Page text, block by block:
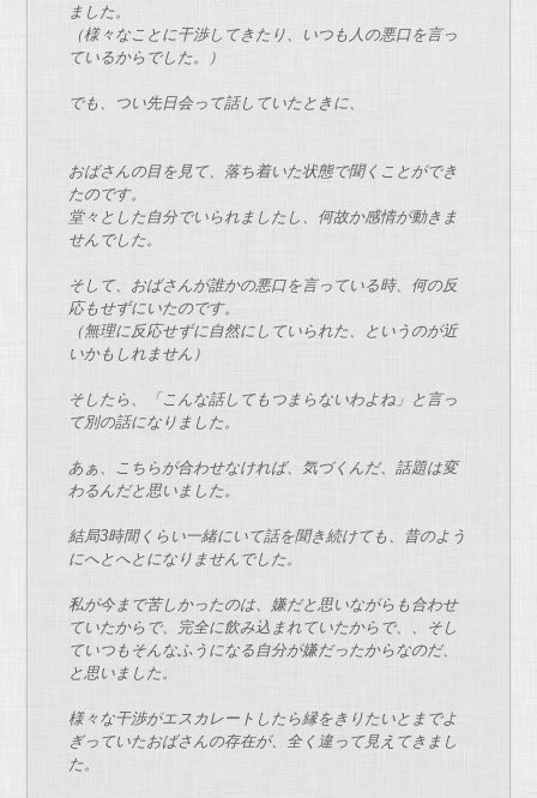
まし た。
（様々なことに干渉してき たり、 いつも人 の悪口を言っ
ているから でし た。）
でも、つい先日会って話していたときに、
おばさんの目を見て、落ち着いた状態で聞くことができ
たのです。
堂々とし た自分でいられまし たし、 何故か感情が動きま
せん でし た。
そして、 おばさんが誰かの悪口を言っている時、 何の反
応もせずにいたのです。
（無理に反応せずに自然にしていられた、 という のが近
いかもしれません）
そし たら、「こんな話してもつまらないわよね」 と言っ
て別の話になりまし た。
あぁ、こちらが合わせなければ、気づくんだ、 話題は変
わるんだと思いまし た。
結局3時間くらい一緒にいて話を聞き続けても、 昔のよう
にへとへとになりません でし た。
私が今ま で苦しかっ たのは、 嫌だと思いながらも合わせ
ていたから で、 完全に飲み込まれていたから で、、
そし
ていつもそんなふうになる自分が嫌だっ たからなのだ、
と思いまし た。
様々な干渉がエスカレートし たら縁をきり たいとま でよ
ぎっていたおばさんの存在が、全く違って見えてきまし
た。